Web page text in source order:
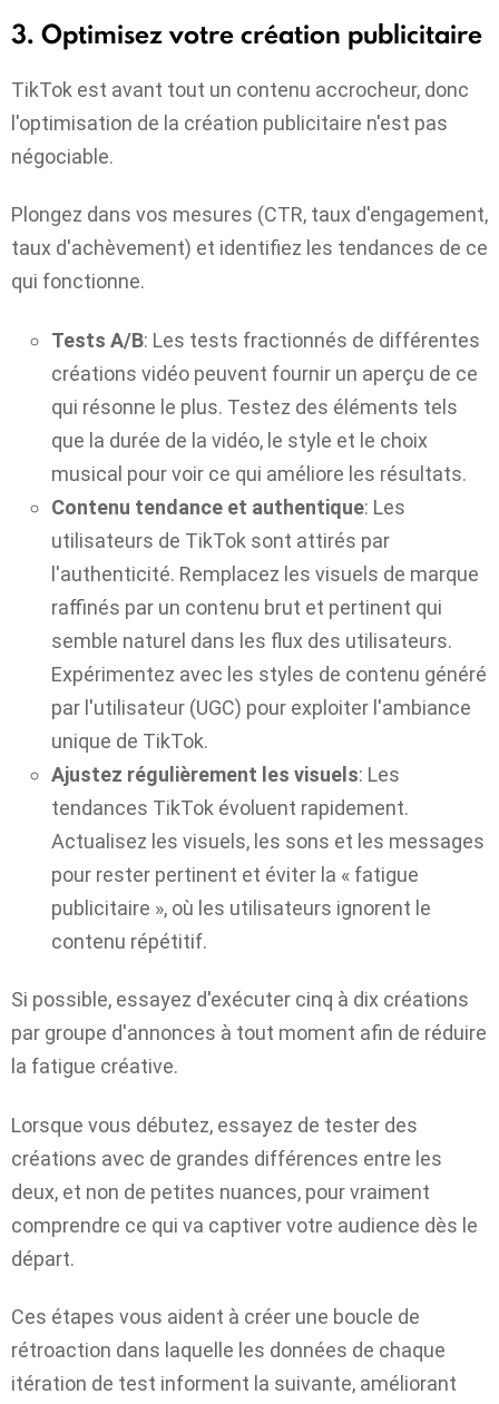
3. Optimisez votre création publicitaire
TikTok est avant tout un contenu accrocheur, donc
l'optimisation de la création publicitaire n'est pas
négociable.
Plongez dans vos mesures (CTR, taux d'engagement,
taux d'achèvement) et identifiez les tendances de ce
qui fonctionne.
Tests A/B: Les tests fractionnés de différentes
créations vidéo peuvent fournir un aperçu de ce
qui résonne le plus. Testez des éléments tels
que la durée de la vidéo, le style et le choix
musical pour voir ce qui améliore les résultats.
Contenu tendance et authentique: Les
utilisateurs de TikTok sont attirés par
l'authenticité. Remplacez les visuels de marque
raffinés par un contenu brut et pertinent qui
semble naturel dans les flux des utilisateurs.
Expérimentez avec les styles de contenu généré
par l'utilisateur (UGC) pour exploiter l'ambiance
unique de TikTok.
Ajustez régulièrement les visuels: Les
tendances TikTok évoluent rapidement.
Actualisez les visuels, les sons et les messages
pour rester pertinent et éviter la « fatigue
publicitaire », où les utilisateurs ignorent le
contenu répétitif.
Si possible, essayez d'exécuter cinq à dix créations
par groupe d'annonces à tout moment afin de réduire
la fatigue créative.
Lorsque vous débutez, essayez de tester des
créations avec de grandes différences entre les
deux, et non de petites nuances, pour vraiment
comprendre ce qui va captiver votre audience dès le
départ.
Ces étapes vous aident à créer une boucle de
rétroaction dans laquelle les données de chaque
itération de test informent la suivante, améliorant